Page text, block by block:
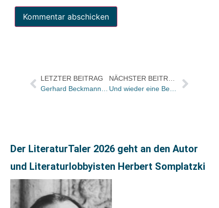
LETZTER BEITRAG
Der LiteraturTaler 2026 geht an den Autor
und Literaturlobbyisten Herbert Somplatzki